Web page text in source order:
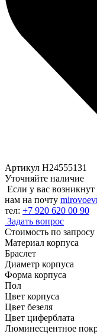
Артикул H24555131
Уточняйте наличие
Если у вас
нам на почту
тел: +7 920 620 00 90
Задать вопрос
Стоимость по запросу
Материал корпуса
Браслет
Диаметр корпуса
Форма корпуса
Пол
Цвет корпуса
Цвет безеля
Цвет циферблата
Люминесцентное